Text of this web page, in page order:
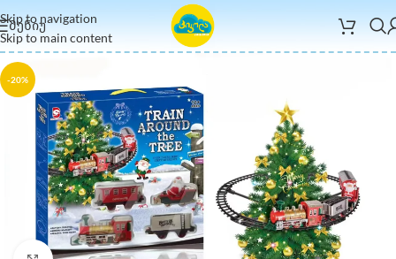
Skip to navigation
Skip to main content
ᲛᲔᲜᲘᲣ
-20%